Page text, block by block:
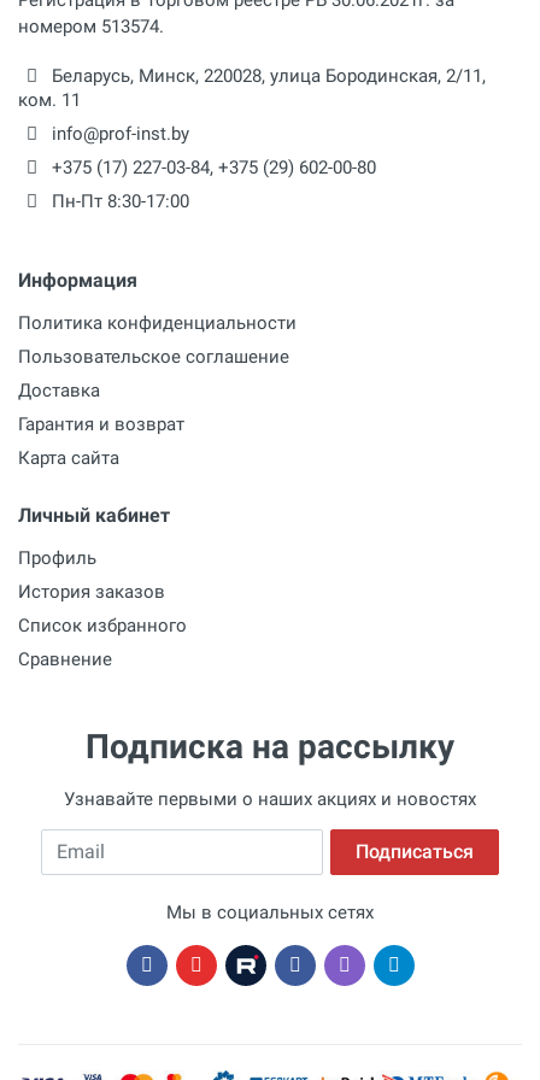
воздуха
480 ºС
450 Па
номером 513574.
Беларусь, Минск, 220028, улица Бородинская, 2/11,
ком. 11
info@prof-inst.by
+375 (17) 227-03-84, +375 (29) 602-00-80
Пн-Пт 8:30-17:00
Информация
Политика конфиденциальности
Пользовательское соглашение
Доставка
Гарантия и возврат
Карта сайта
Личный кабинет
Профиль
История заказов
Список избранного
Сравнение
Подписка на рассылку
Узнавайте первыми о наших акциях и новостях
Email Подписаться
Мы в социальных сетях